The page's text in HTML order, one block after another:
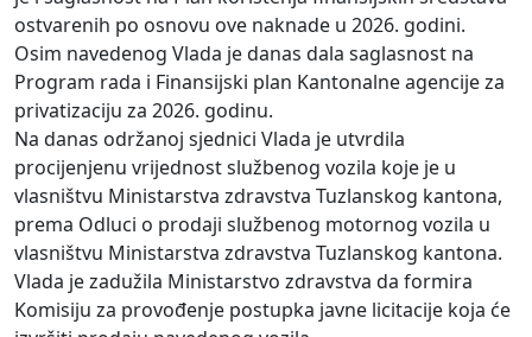
ostvarenih po osnovu ove naknade u 2026. godini.
Osim navedenog Vlada je danas dala saglasnost na
Program rada i Finansijski plan Kantonalne agencije za
privatizaciju za 2026. godinu.
Na danas održanoj sjednici Vlada je utvrdila
procijenjenu vrijednost službenog vozila koje je u
vlasništvu Ministarstva zdravstva Tuzlanskog kantona,
prema Odluci o prodaji službenog motornog vozila u
vlasništvu Ministarstva zdravstva Tuzlanskog kantona.
Vlada je zadužila Ministarstvo zdravstva da formira
Komisiju za provođenje postupka javne licitacije koja će